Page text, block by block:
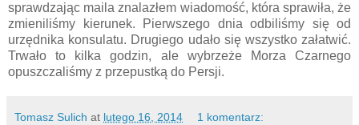
sprawdzając maila znalazłem wiadomość, która sprawiła, że
zmieniliśmy kierunek. Pierwszego dnia odbiliśmy się od
urzędnika konsulatu. Drugiego udało się wszystko załatwić.
Trwało to kilka godzin, ale wybrzeże Morza Czarnego
opuszczaliśmy z przepustką do Persji.
Tomasz Sulich at lutego 16, 2014 1 komentarz: